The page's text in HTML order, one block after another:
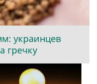
украинцев
гречку